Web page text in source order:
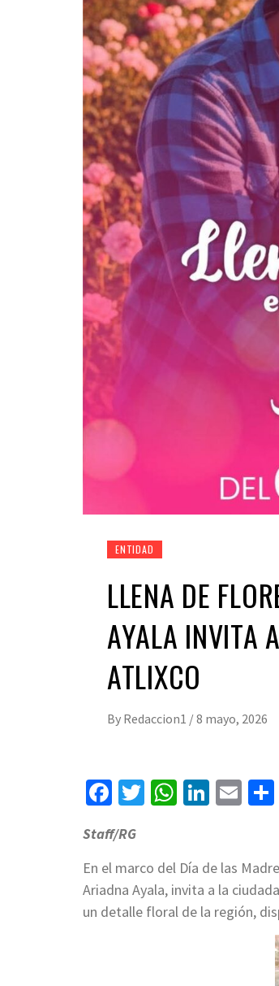
ENTIDAD
LLENA DE
AYALA INVITA
ATLIXCO
By Redaccion1 /8 mayo, 2026
Facebook
Twitter
WhatsApp
Staff/RG
En el marco del Día de las
Ariadna Ayala, invita a la
un detalle floral de la región,